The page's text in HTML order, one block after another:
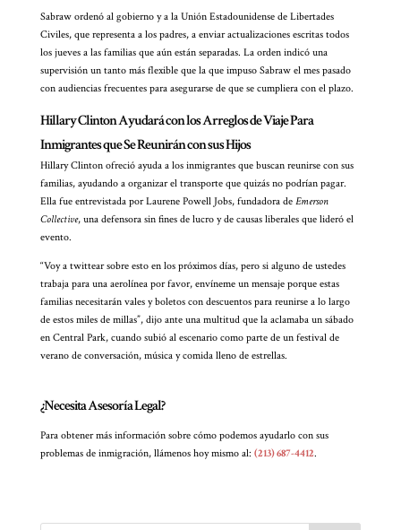
Sabraw ordenó al gobierno y a la Unión Estadounidense de Libertades
Civiles, que representa a los padres, a enviar actualizaciones escritas todos
los jueves a las familias que aún están separadas. La orden indicó una
supervisión un tanto más flexible que la que impuso Sabraw el mes pasado
con audiencias frecuentes para asegurarse de que se cumpliera con el plazo.
Hillary Clinton Ayudará con los Arreglos de Viaje Para
Inmigrantes que Se Reunirán con sus Hijos
Hillary Clinton ofreció ayuda a los inmigrantes que buscan reunirse con sus
familias, ayudando a organizar el transporte que quizás no podrían pagar.
Ella fue entrevistada por Laurene Powell Jobs, fundadora de Emerson
Collective, una defensora sin fines de lucro y de causas liberales que lideró el
evento.
“Voy a twittear sobre esto en los próximos días, pero si alguno de ustedes
trabaja para una aerolínea por favor, envíneme un mensaje porque estas
familias necesitarán vales y boletos con descuentos para reunirse a lo largo
de estos miles de millas”, dijo ante una multitud que la aclamaba un sábado
en Central Park, cuando subió al escenario como parte de un festival de
verano de conversación, música y comida lleno de estrellas.
¿Necesita Asesoría Legal?
Para obtener más información sobre cómo podemos ayudarlo con sus
problemas de inmigración, llámenos hoy mismo al: (213) 687-4412.